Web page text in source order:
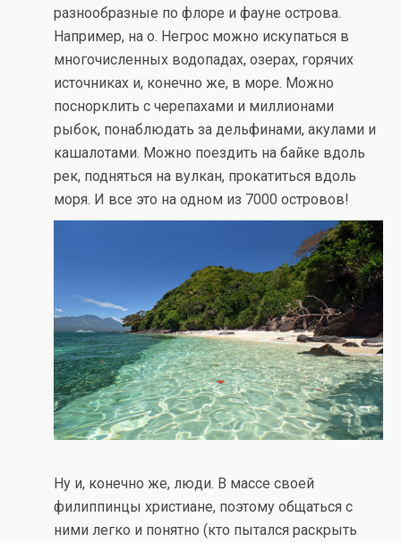
разнообразные по флоре и фауне острова.
Например, на о. Негрос можно искупаться в
многочисленных водопадах, озерах, горячих
источниках и, конечно же, в море. Можно
поснорклить с черепахами и миллионами
рыбок, понаблюдать за дельфинами, акулами и
кашалотами. Можно поездить на байке вдоль
рек, подняться на вулкан, прокатиться вдоль
моря. И все это на одном из 7000 островов!
Ну и, конечно же, люди. В массе своей
филиппинцы христиане, поэтому общаться с
ними легко и понятно (кто пытался раскрыть